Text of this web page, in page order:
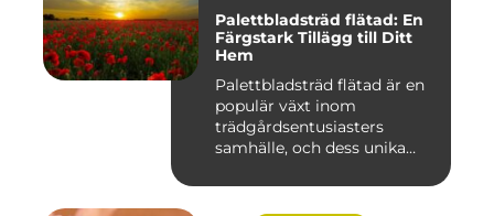
Palettbladsträd flätad: En
Färgstark Tillägg till Ditt
Hem
Palettbladsträd flätad är en
populär växt inom
trädgårdsentusiasters
samhälle, och dess unika